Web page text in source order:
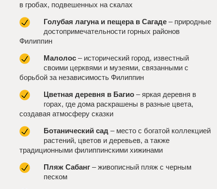
в гробах, подвешенных на скалах
Голубая лагуна и пещера в Сагаде– природные
достопримечательности горных районов
Филиппин
Малолос – исторический город, известный
своими церквями и музеями, связанными с
борьбой за независимость Филиппин
Цветная деревня в Багио – яркая деревня в
горах, где дома раскрашены в разные цвета,
создавая атмосферу сказки
Ботанический сад – место с богатой коллекцией
растений, цветов и деревьев, а также
традиционными филиппинскими хижинами
Пляж Сабанг– живописный пляж с черным
песком